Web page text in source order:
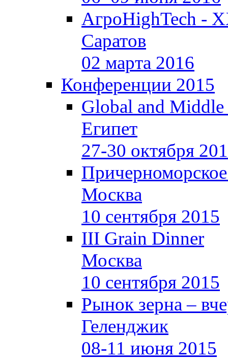
АгроHighTech -
Саратов
02 марта 2016
Конференции 2015
Global and
Египет
27-30 октября
Москва
10 сентября 2015
III Grain Dinner
Москва
10 сентября 2015
Рынок зерна –
Геленджик
08-11 июня 2015